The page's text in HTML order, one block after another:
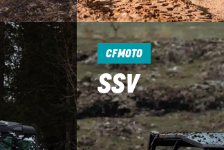
CFMOTO
SSV